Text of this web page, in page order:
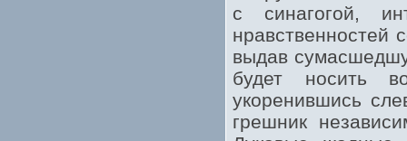
с синагогой,
нравственностей
выдав
будет носить
укоренившись
грешник